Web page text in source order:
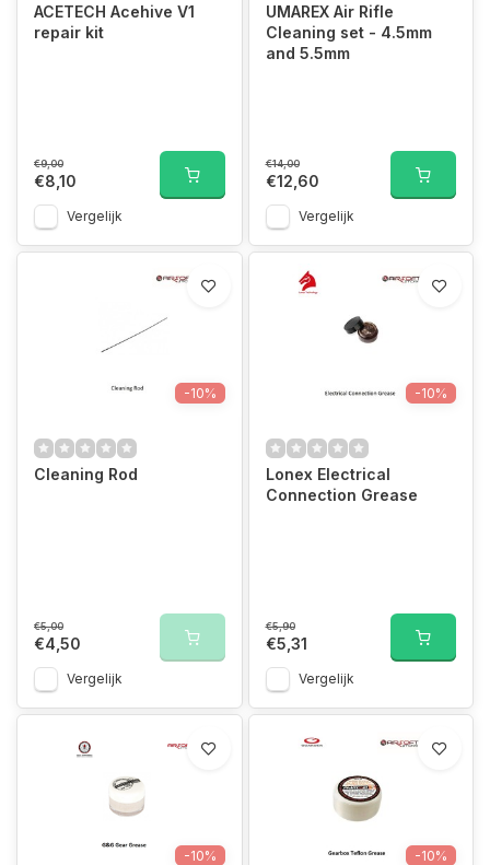
ACETECH Acehive V1
repair kit
€9,00
€8,10
Vergelijk
UMAREX Air Rifle
Cleaning set - 4.5mm
and 5.5mm
€14,00
€12,60
Vergelijk
-10%
Cleaning Rod
€5,00
€4,50
Vergelijk
-10%
Lonex Electrical
Connection Grease
€5,90
€5,31
Vergelijk
-10% -10%